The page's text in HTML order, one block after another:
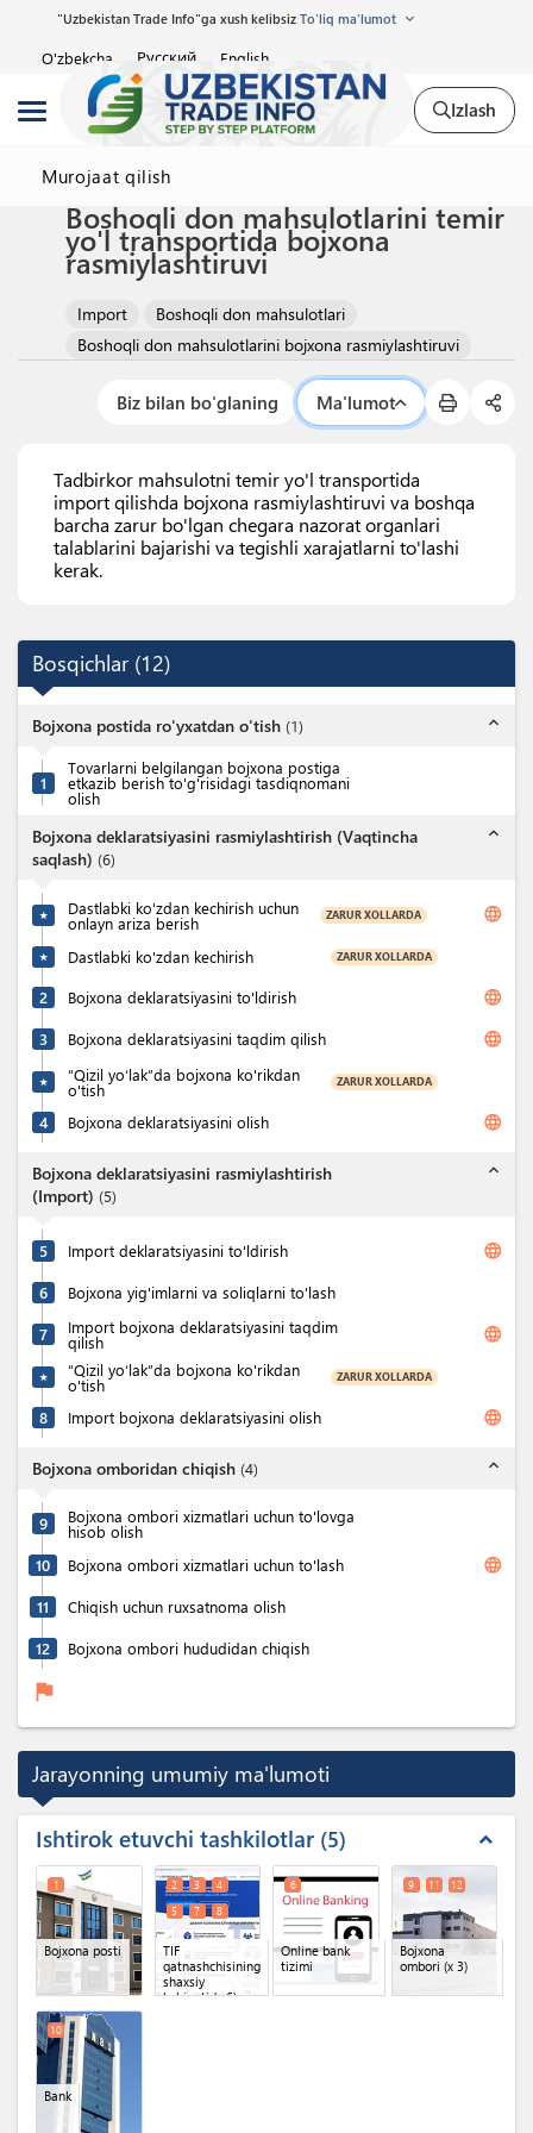
"Uzbekistan Trade Info"ga xush kelibsiz To'liq ma'lumot
O'zbekcha Русский English
Izlash
Murojaat qilish
Boshoqli don mahsulotlarini temir
yo'l transportida bojxona
rasmiylashtiruvi
Import
Boshoqli don mahsulotlari
Boshoqli don mahsulotlarini bojxona rasmiylashtiruvi
Biz bilan bo'glaning Ma'lumot
Tadbirkor mahsulotni temir yo'l transportida
import qilishda bojxona rasmiylashtiruvi va boshqa
barcha zarur bo'lgan chegara nazorat organlari
talablarini bajarishi va tegishli xarajatlarni to'lashi
kerak.
Bosqichlar (12)
Bojxona postida ro'yxatdan o'tish (1) expand_less
1
Tovarlarni belgilangan bojxona postiga
etkazib berish to'g'risidagi tasdiqnomani
olish
Bojxona deklaratsiyasini rasmiylashtirish (Vaqtincha
saqlash) (6)
expand_less
★ Dastlabki ko'zdan kechirish uchun
onlayn ariza berish ZARUR XOLLARDA language
★ Dastlabki ko'zdan kechirish ZARUR XOLLARDA
2 Bojxona deklaratsiyasini to'ldirish language
3 Bojxona deklaratsiyasini taqdim qilish language
★ “Qizil yo‘lak”da bojxona ko'rikdan
o'tish ZARUR XOLLARDA
4 Bojxona deklaratsiyasini olish language
Bojxona deklaratsiyasini rasmiylashtirish
(Import) (5)
expand_less
5 Import deklaratsiyasini to'ldirish language
6 Bojxona yig'imlarni va soliqlarni to'lash
7 Import bojxona deklaratsiyasini taqdim
qilish language
★ “Qizil yo‘lak”da bojxona ko'rikdan
o'tish ZARUR XOLLARDA
8 Import bojxona deklaratsiyasini olish language
Bojxona omboridan chiqish (4) expand_less
9 Bojxona ombori xizmatlari uchun to'lovga
hisob olish
10
Bojxona ombori xizmatlari uchun to'lash language
11 Chiqish uchun ruxsatnoma olish
12 Bojxona ombori hududidan chiqish
flag
Jarayonning umumiy ma'lumoti
Ishtirok etuvchi tashkilotlar 5 expand_less
Bojxona posti
1
TIF
qatnashchisining
shaxsiy
kabineti(x 6)
2 3
4
5
7 8
Online bank
tizimi
6
Bojxona
ombori (x 3)
9 11 12
Bank
10